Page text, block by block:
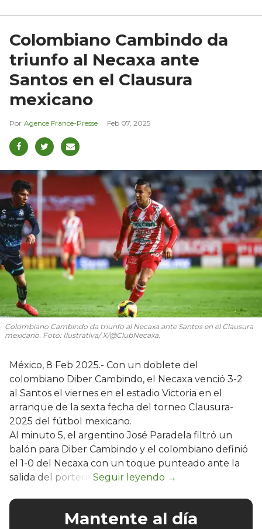
Colombiano Cambindo da
triunfo al Necaxa ante
Santos en el Clausura
mexicano
Agence France-Presse Feb 07, 2025
Colombiano Cambindo da triunfo al Necaxa ante Santos en el Clausura
mexicano. Foto: Ilustrativa/ X/@ClubNecaxa.
México, 8 Feb 2025.- Con un doblete del
colombiano Diber Cambindo, el Necaxa venció 3-2
al Santos el viernes en el estadio Victoria en el
arranque de la sexta fecha del torneo Clausura-
2025 del fútbol mexicano.
Al minuto 5, el argentino José Paradela filtró un
balón para Diber Cambindo y el colombiano definió
el 1-0 del Necaxa con un toque punteado ante la
salida del portero.
Mantente al día